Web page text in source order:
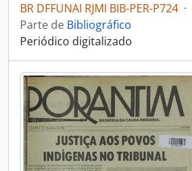
BR DFFUNAI RJMI BIB-PER-P724 ·
Parte de Bibliográfico
Periódico digitalizado